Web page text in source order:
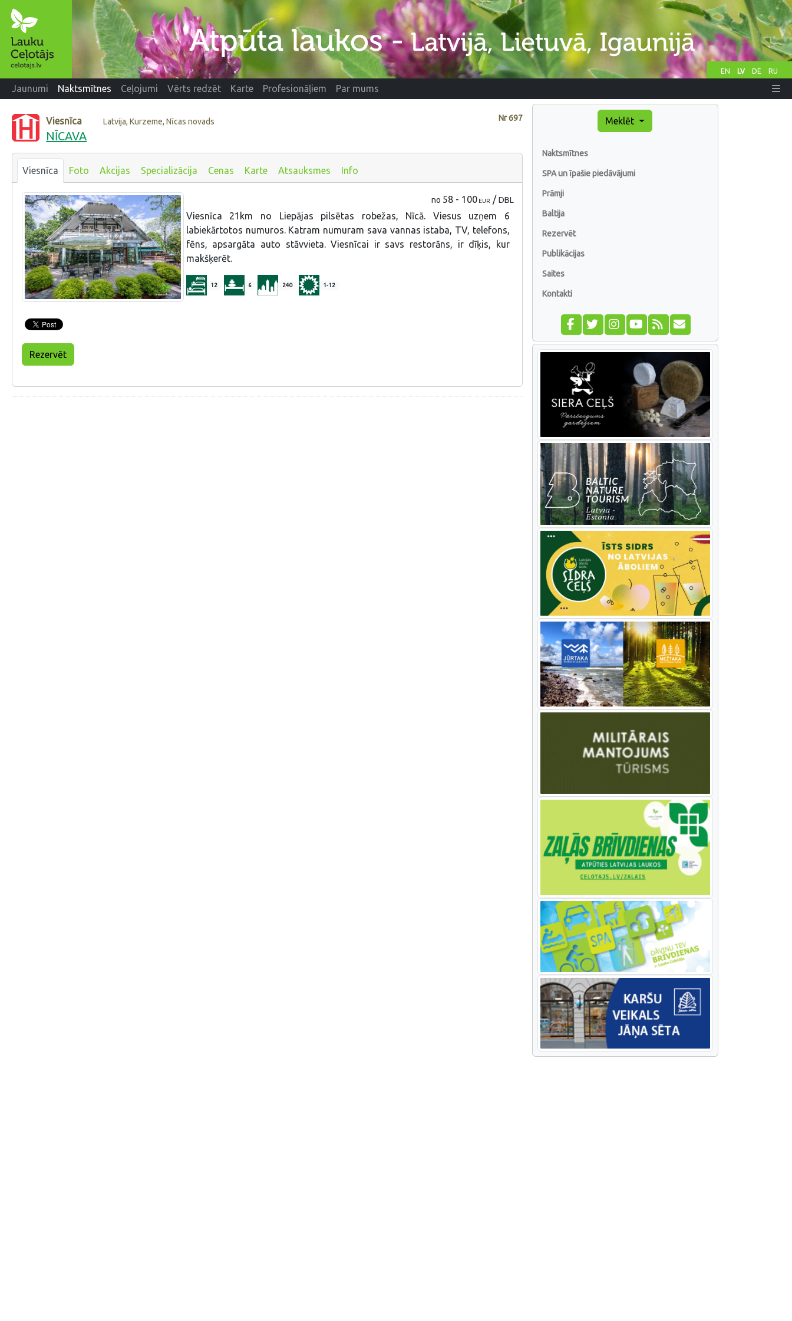
EN LV DE RU
Jaunumi Naktsmītnes Ceļojumi Vērts redzēt Karte Profesionāļiem Par mums
Nr697
Viesnīca Latvija, Kurzeme, Nīcas novads
NĪCAVA
Viesnīca Foto Akcijas Specializācija Cenas Karte Atsauksmes Info
no 58 - 100EUR /DBL
Viesnīca 21km no Liepājas pilsētas robežas, Nīcā. Viesus uzņem 6
labiekārtotos numuros. Katram numuram sava vannas istaba, TV, telefons,
fēns, apsargāta auto stāvvieta. Viesnīcai ir savs restorāns, ir dīķis, kur
makšķerēt.
12 6 240 1-12
Rezervēt
Meklēt
Naktsmītnes
SPA un īpašie piedāvājumi
Prāmji
Baltija
Rezervēt
Publikācijas
Saites
Kontakti